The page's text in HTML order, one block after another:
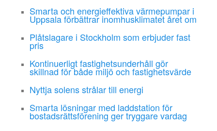
Smarta och energieffektiva värmepumpar i
Uppsala förbättrar inomhusklimatet året om
Plåtslagare i Stockholm som erbjuder fast
pris
Kontinuerligt fastighetsunderhåll gör
skillnad för både miljö och fastighetsvärde
Nyttja solens strålar till energi
Smarta lösningar med laddstation för
bostadsrättsförening ger tryggare vardag